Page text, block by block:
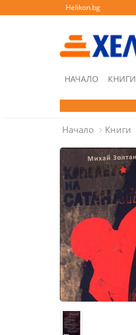
Helikon.bg
НАЧАЛО КНИГИ
Начало Книги